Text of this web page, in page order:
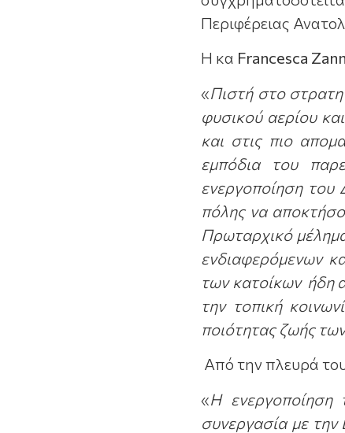
Περιφέρειας
Η κα Francesca
«Πιστή στο
φυσικού αερίου
και στις πιο
εμπόδια του
ενεργοποίηση του
πόλης να
Πρωταρχικό
ενδιαφερόμενων
των κατοίκων ήδη
την τοπική
ποιότητας ζωής
Από την πλευρά
«Η ενεργοποίηση
συνεργασία με